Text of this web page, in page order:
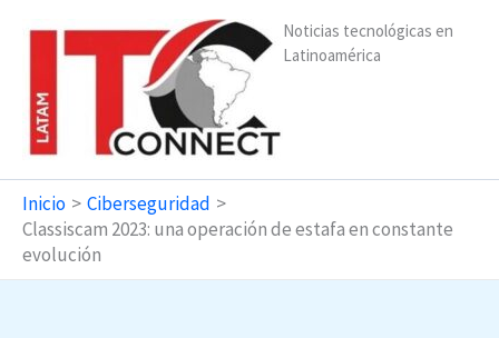
Noticias tecnológicas en
Latinoamérica
Inicio
Ciberseguridad
Classiscam 2023: una operación de estafa en constante
evolución